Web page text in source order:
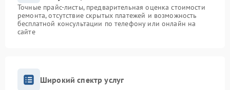
Точные прайс-листы, предварительная оценка стоимости
ремонта, отсутствие скрытых платежей и возможность
бесплатной консультации по телефону или онлайн на
сайте
Широкий спектр услуг